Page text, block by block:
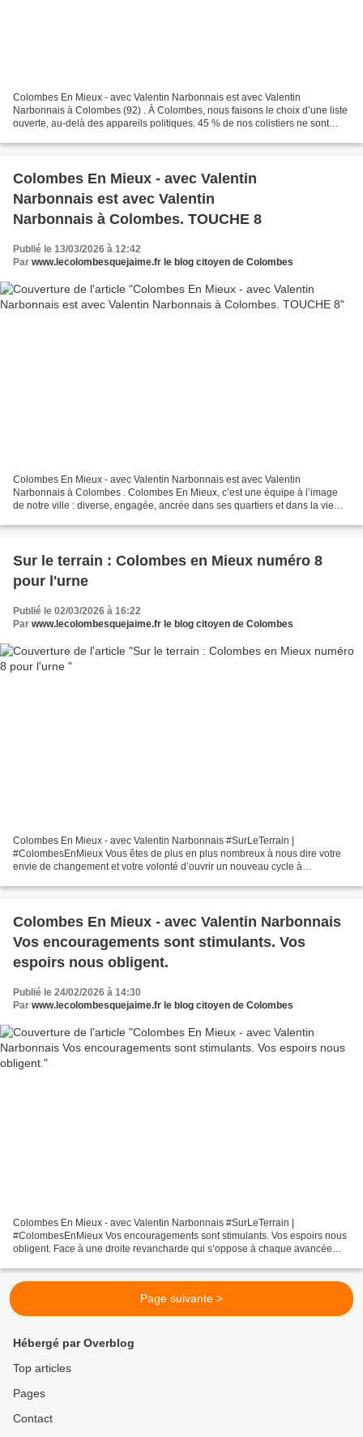
Colombes En Mieux - avec Valentin Narbonnais est avec Valentin
Narbonnais à Colombes (92) . À Colombes, nous faisons le choix d’une liste
ouverte, au-delà des appareils politiques. 45 % de nos colistiers ne sont
Colombes En Mieux - avec Valentin
Narbonnais est avec Valentin
Narbonnais à Colombes. TOUCHE 8
Publié le 13/03/2026 à 12:42
Par www.lecolombesquejaime.fr le blog citoyen de Colombes
Colombes En Mieux - avec Valentin Narbonnais est avec Valentin
Narbonnais à Colombes . Colombes En Mieux, c’est une équipe à l’image
de notre ville : diverse, engagée, ancrée dans ses quartiers et dans la vie
Sur le terrain : Colombes en Mieux numéro 8
pour l'urne
Publié le 02/03/2026 à 16:22
Par www.lecolombesquejaime.fr le blog citoyen de Colombes
Colombes En Mieux - avec Valentin Narbonnais #SurLeTerrain |
#ColombesEnMieux Vous êtes de plus en plus nombreux à nous dire votre
envie de changement et votre volonté d’ouvrir un nouveau cycle à
Colombes En Mieux - avec Valentin Narbonnais
Vos encouragements sont stimulants. Vos
espoirs nous obligent.
Publié le 24/02/2026 à 14:30
Par www.lecolombesquejaime.fr le blog citoyen de Colombes
Colombes En Mieux - avec Valentin Narbonnais #SurLeTerrain |
#ColombesEnMieux Vos encouragements sont stimulants. Vos espoirs nous
obligent. Face à une droite revancharde qui s’oppose à chaque avancée
Page suivante >
Hébergé par Overblog
Top articles
Pages
Contact